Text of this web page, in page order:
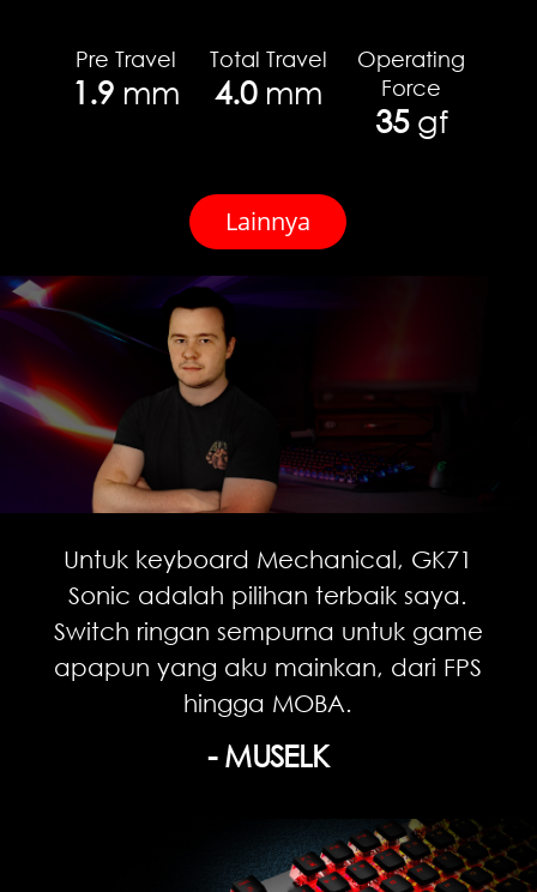
Pre Travel
1.9mm
Total Travel
4.0mm
Operating
Force
35gf
Lainnya
Untuk keyboard Mechanical, GK71
Sonic adalah pilihan terbaik saya.
Switch ringan sempurna untuk game
apapun yang aku mainkan, dari FPS
hingga MOBA.
- MUSELK